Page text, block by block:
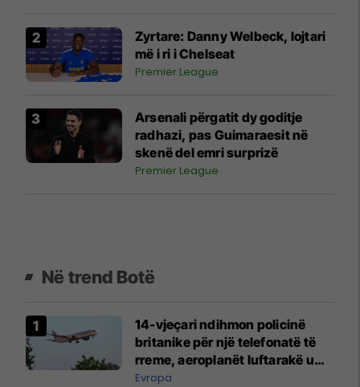
Zyrtare: Danny Welbeck, lojtari
më i ri i Chelseat
Premier League
Arsenali përgatit dy goditje
radhazi, pas Guimaraesit në
skenë del emri surprizë
Premier League
Në trend Botë
14-vjeçari ndihmon policinë
britanike për një telefonatë të
rreme, aeroplanët luftarakë u
ngritën në ajër për të
Evropa